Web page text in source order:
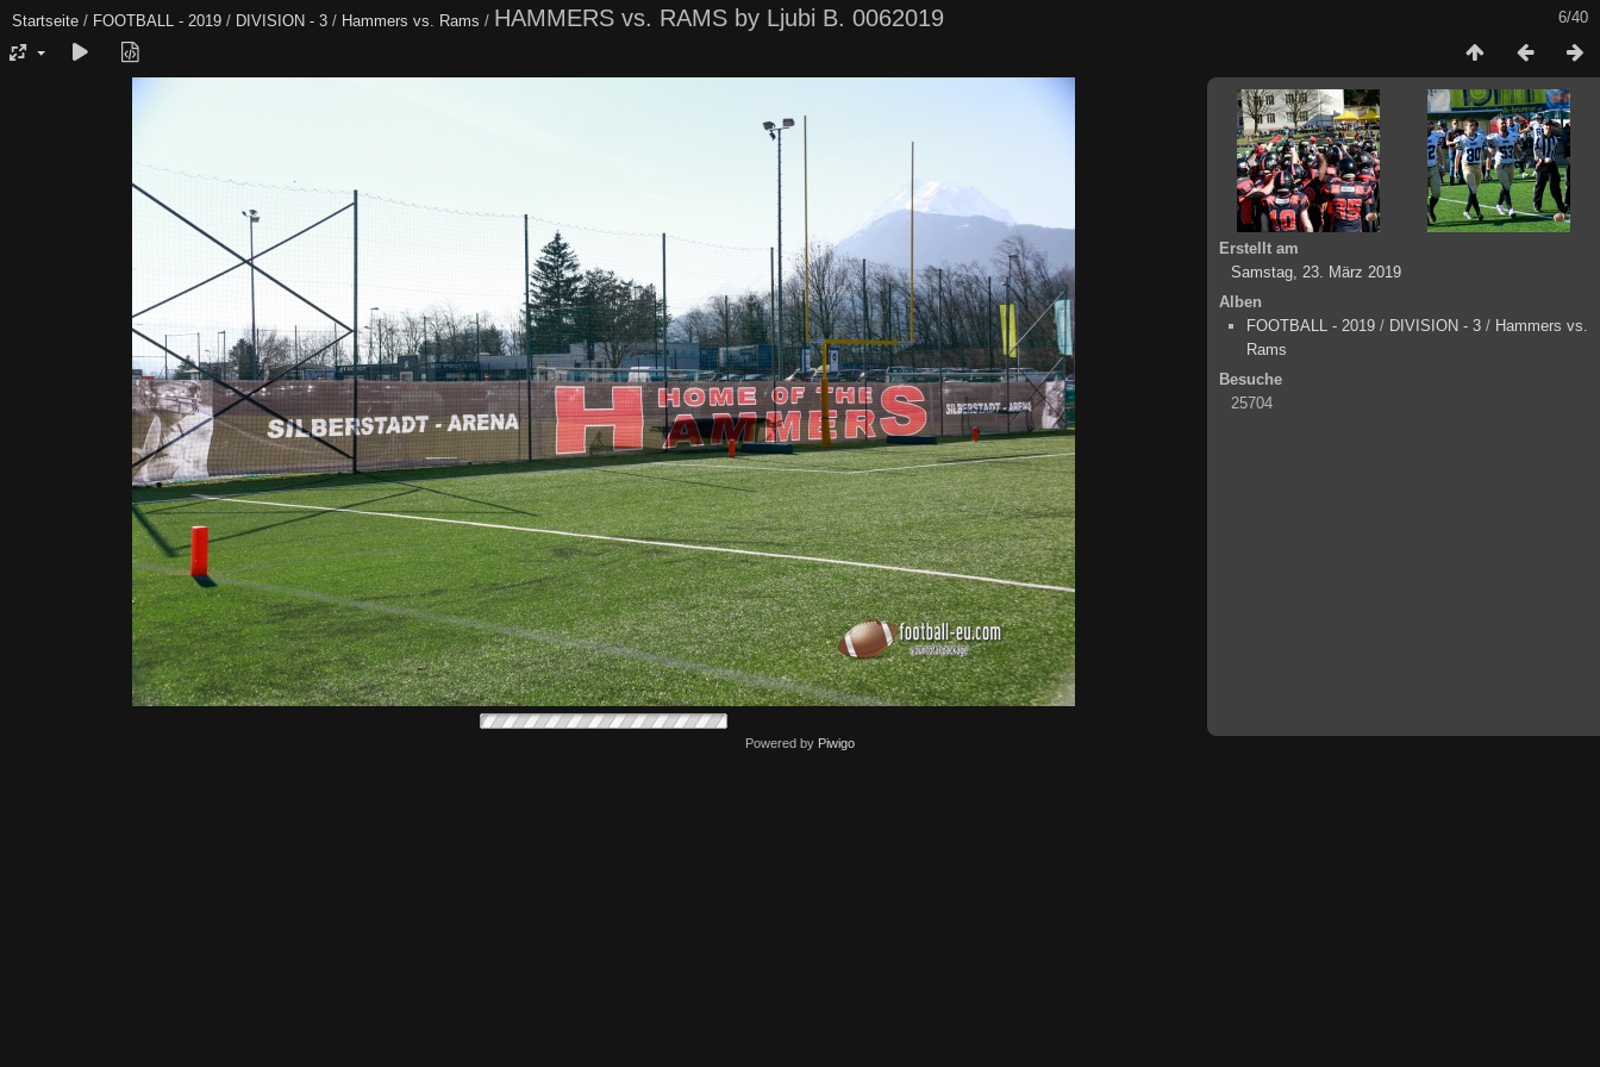
6/40
Startseite / FOOTBALL - 2019 / DIVISION - 3 / Hammers vs. Rams / HAMMERS vs. RAMS by Ljubi B. 0062019
Erstellt am
Samstag, 23. März 2019
Alben
FOOTBALL - 2019 / DIVISION - 3 / Hammers vs.
Rams
Besuche
25704
Powered by Piwigo